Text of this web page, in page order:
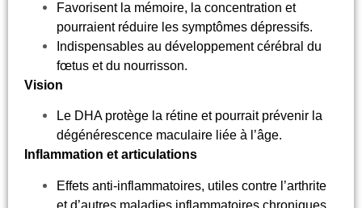
Favorisent la mémoire, la concentration et
pourraient réduire les symptômes dépressifs.
Indispensables au développement cérébral du
fœtus et du nourrisson.
Vision
Le DHA protège la rétine et pourrait prévenir la
dégénérescence maculaire liée à l’âge.
Inflammation et articulations
Effets anti-inflammatoires, utiles contre l’arthrite
et d’autres maladies inflammatoires chroniques.